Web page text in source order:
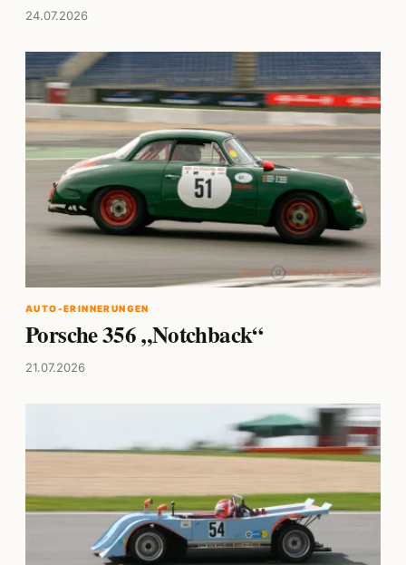
24.07.2026
AUTO-ERINNERUNGEN
Porsche 356 „Notchback“
21.07.2026